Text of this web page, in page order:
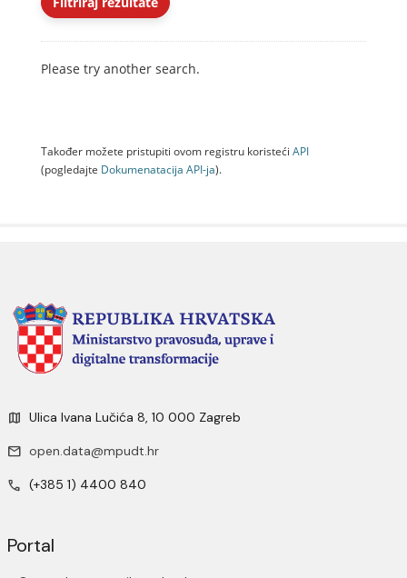
Please try another search.
Također možete pristupiti ovom registru koristeći API
(pogledajte Dokumenаtаcijа API-jа).